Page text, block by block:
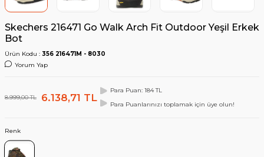
Skechers 216471 Go Walk Arch Fit Outdoor Yeşil Erkek
Bot
Ürün Kodu : 356 216471M - 8030
Yorum Yap
8.999,00TL 6.138,71 TL
Para Puan: 184 TL
Para Puanlarınızı toplamak için üye olun!
Renk